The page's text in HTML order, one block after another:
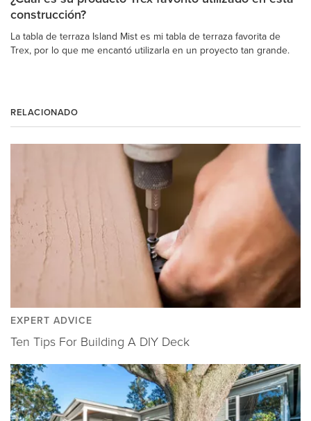
construcción?
La tabla de terraza Island Mist es mi tabla de terraza favorita de
Trex, por lo que me encantó utilizarla en un proyecto tan grande.
RELACIONADO
EXPERT ADVICE
Ten Tips For Building A DIY Deck